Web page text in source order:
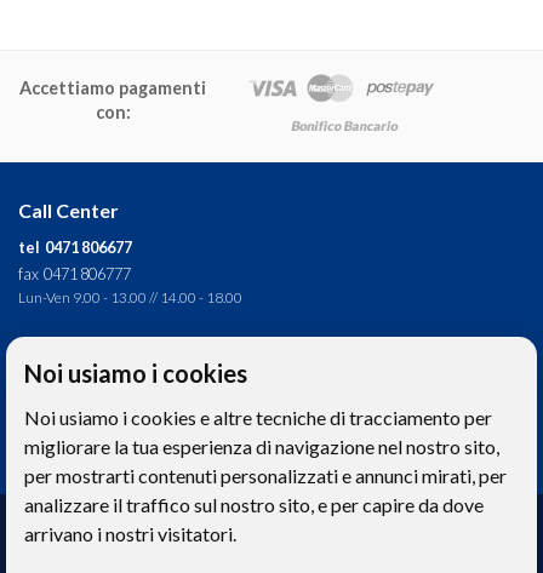
Noi usiamo i cookies
Noi usiamo i cookies e altre tecniche di tracciamento per
migliorare la tua esperienza di navigazione nel nostro sito,
per mostrarti contenuti personalizzati e annunci mirati, per
analizzare il traffico sul nostro sito, e per capire da dove
arrivano i nostri visitatori.
Accettiamo pagamenti
con:
Call Center
tel 0471 806677
fax 0471 806777
Lun-Ven 9.00 - 13.00 // 14.00 - 18.00
Ignas Tour S.p.A.
Largo Cesare Battisti, 28 - 39044 Egna (BZ) - Italia
P.IVA: 01652670215
Memetic srl- Via Pasqui 28 - 38068 Rovereto (TN)